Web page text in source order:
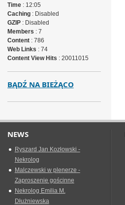
Time: 12:05
Caching: Disabled
GZIP: Disabled
Members : 7
Content: 786
Web Links : 74
Content View Hits : 20011015
BĄDŹ NA BIEŻĄCO
NEWS
Ryszard Jan Kozłowski -
Nekrolog
Malczewski w plenerze -
Zaproszenie gościnne
Nekrolog Emilia M.
Dłużniewska